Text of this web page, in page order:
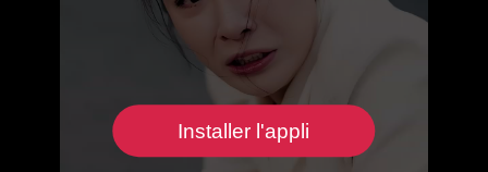
Installer l'appli